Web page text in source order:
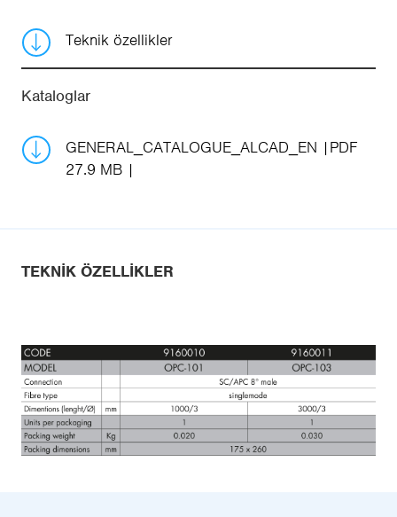
Teknik özellikler
Kataloglar
GENERAL_CATALOGUE_ALCAD_EN
PDF
27.9 MB
TEKNIK ÖZELLIKLER